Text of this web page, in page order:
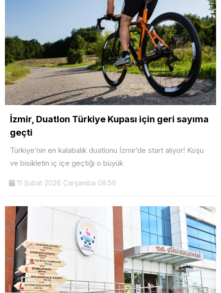
İzmir, Duatlon Türkiye Kupası için geri sayıma
geçti
Türkiye’nin en kalabalık duatlonu İzmir’de start alıyor! Koşu
ve bisikletin iç içe geçtiği o büyük
11 Şubat 2026 Çarşamba 08:56